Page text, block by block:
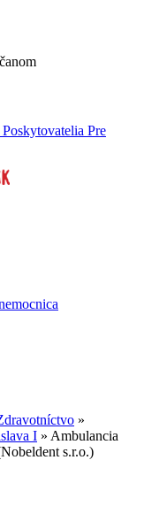
Poskytovatelia Pre
»
I » Ambulancia
s.r.o.)